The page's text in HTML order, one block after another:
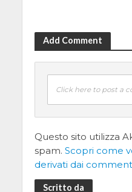
Add Comment
Click here to post a
Questo sito utilizza
spam. Scopri come
derivati dai
Scritto da